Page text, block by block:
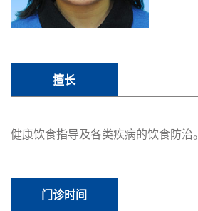
擅长
健康饮食指导及各类疾病的饮食防治。
门诊时间